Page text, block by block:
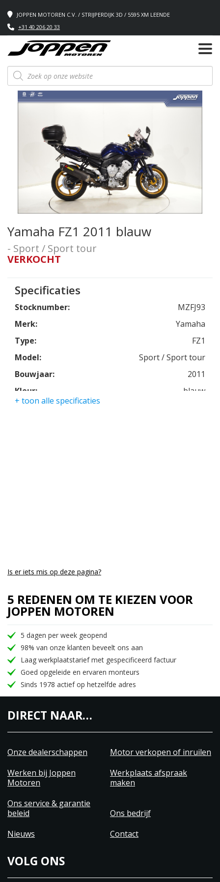
JOPPEN MOTOREN C.V. / STRIJPERDIJK 3D / 5595 XM LEENDE
+31 40 206 20 33
Producten
zoeken
Yamaha FZ1 2011 blauw
- Sport / Sport tour
VERKOCHT
Specificaties
Stocknumber:
MZFJ93
Merk:
Yamaha
Type:
FZ1
Model:
Sport / Sport tour
Bouwjaar:
2011
Kleur:
blauw
+ toon alle specificaties
Is er iets mis op deze pagina?
5 REDENEN OM TE KIEZEN VOOR
JOPPEN MOTOREN
5 dagen per week geopend
98% van onze klanten beveelt ons aan
Laag werkplaatstarief met gespecificeerd factuur
Goed opgeleide en ervaren monteurs
Sinds 1978 actief op hetzelfde adres
DIRECT NAAR…
Onze dealerschappen
Motor verkopen of inruilen
Werken bij Joppen
Motoren
Werkplaats afspraak
maken
Ons service & garantie
beleid
Ons bedrijf
Nieuws
Contact
VOLG ONS